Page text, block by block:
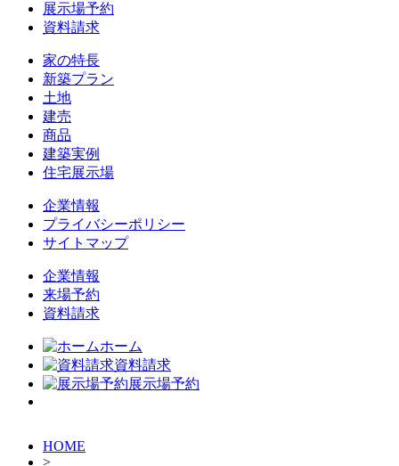
展示場予約
資料請求
家の特長
新築プラン
土地
建売
商品
建築実例
住宅展示場
企業情報
プライバシーポリシー
サイトマップ
企業情報
来場予約
資料請求
ホーム
資料請求
展示場予約
HOME
>